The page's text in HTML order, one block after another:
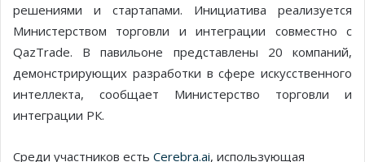
решениями и стартапами. Инициатива реализуется
Министерством торговли и интеграции совместно с
QazTrade. В павильоне представлены 20 компаний,
демонстрирующих разработки в сфере искусственного
интеллекта, сообщает Министерство торговли и
интеграции РК.
Среди участников есть Cerebra.ai, использующая